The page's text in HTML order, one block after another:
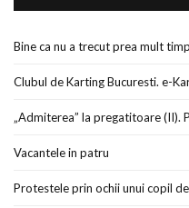
Bine ca nu a trecut prea mult
Clubul de Karting Bucuresti. e-
„Admiterea” la pregatitoare (II).
Vacantele in patru
Protestele prin ochii unui copil